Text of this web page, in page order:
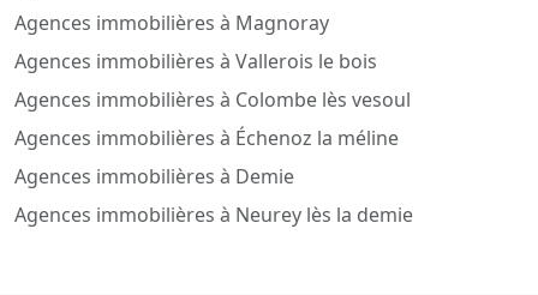
Agences immobilières à Magnoray
Agences immobilières à Vallerois le bois
Agences immobilières à Colombe lès vesoul
Agences immobilières à Échenoz la méline
Agences immobilières à Demie
Agences immobilières à Neurey lès la demie